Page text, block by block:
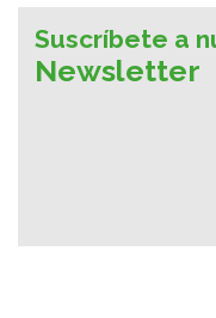
Suscríbete a
Newsletter